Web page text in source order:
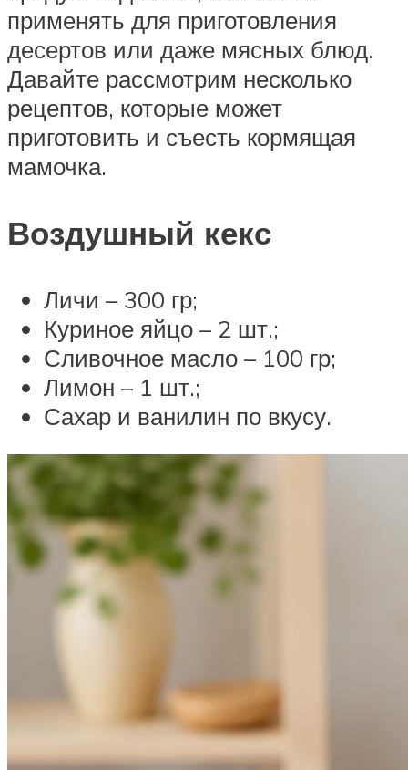
применять для приготовления
десертов или даже мясных блюд.
Давайте рассмотрим несколько
рецептов, которые может
приготовить и съесть кормящая
мамочка.
Воздушный кекс
Личи – 300 гр;
Куриное яйцо – 2 шт.;
Сливочное масло – 100 гр;
Лимон – 1 шт.;
Сахар и ванилин по вкусу.